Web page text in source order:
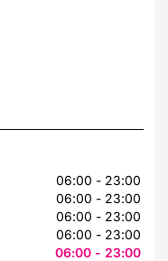
06:00 - 23:00
06:00 - 23:00
06:00 - 23:00
06:00 - 23:00
06:00 - 23:00